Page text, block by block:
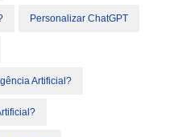
Personalizar ChatGPT
Artificial?